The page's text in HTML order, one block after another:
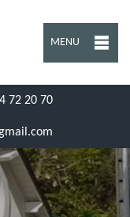
MENU
72 20 70